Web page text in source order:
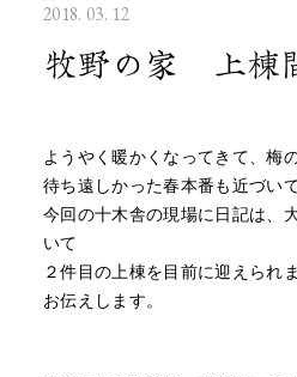
2018. 03. 12
牧野の家 上棟
ようやく暖かくなってきて、梅
待ち遠しかった春本番も近づい
今回の十木舎の現場に日記は、
いて
２件目の上棟を目前に迎えられ
お伝えします。